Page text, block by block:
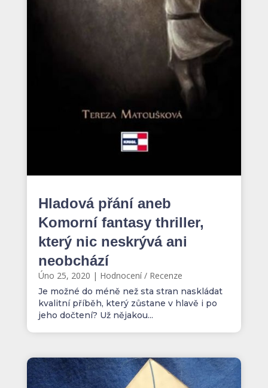
Hladová přání aneb
Komorní fantasy thriller,
který nic neskrývá ani
neobchází
Úno 25, 2020 | Hodnocení / Recenze
Je možné do méně než sta stran naskládat
kvalitní příběh, který zůstane v hlavě i po
jeho dočtení? Už nějakou...